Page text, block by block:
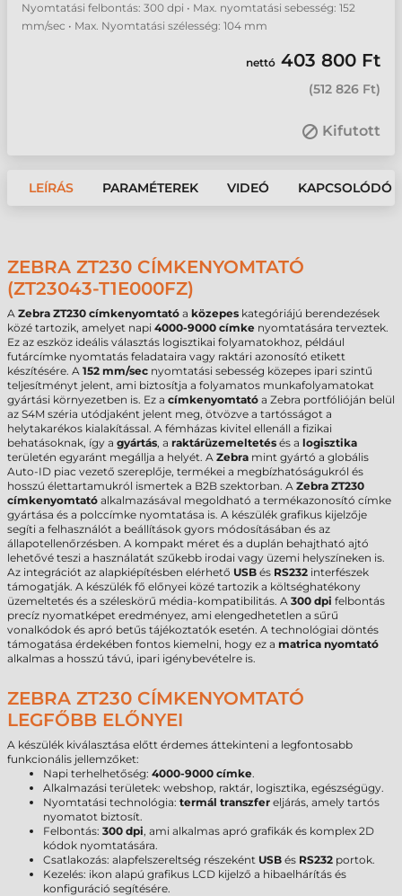
Nyomtatási felbontás: 300 dpi • Max. nyomtatási sebesség: 152
mm/sec • Max. Nyomtatási szélesség: 104 mm
nettó 403 800 Ft
(512 826 Ft)
Kifutott
LEÍRÁS PARAMÉTEREK VIDEÓ KAPCSOLÓDÓ
ZEBRA ZT230 CÍMKENYOMTATÓ
(ZT23043-T1E000FZ)
A Zebra ZT230 címkenyomtató a közepes kategóriájú berendezések
közé tartozik, amelyet napi 4000-9000 címke nyomtatására terveztek.
Ez az eszköz ideális választás logisztikai folyamatokhoz, például
futárcímke nyomtatás feladataira vagy raktári azonosító etikett
készítésére. A 152 mm/sec nyomtatási sebesség közepes ipari szintű
teljesítményt jelent, ami biztosítja a folyamatos munkafolyamatokat
gyártási környezetben is. Ez a címkenyomtató a Zebra portfólióján belül
az S4M széria utódjaként jelent meg, ötvözve a tartósságot a
helytakarékos kialakítással. A fémházas kivitel ellenáll a fizikai
behatásoknak, így a gyártás, a raktárüzemeltetés és a logisztika
területén egyaránt megállja a helyét. A Zebra mint gyártó a globális
Auto-ID piac vezető szereplője, termékei a megbízhatóságukról és
hosszú élettartamukról ismertek a B2B szektorban. A Zebra ZT230
címkenyomtató alkalmazásával megoldható a termékazonosító címke
gyártása és a polccímke nyomtatása is. A készülék grafikus kijelzője
segíti a felhasználót a beállítások gyors módosításában és az
állapotellenőrzésben. A kompakt méret és a duplán behajtható ajtó
lehetővé teszi a használatát szűkebb irodai vagy üzemi helyszíneken is.
Az integrációt az alapkiépítésben elérhető USB és RS232 interfészek
támogatják. A készülék fő előnyei közé tartozik a költséghatékony
üzemeltetés és a széleskörű média-kompatibilitás. A 300 dpi felbontás
precíz nyomatképet eredményez, ami elengedhetetlen a sűrű
vonalkódok és apró betűs tájékoztatók esetén. A technológiai döntés
támogatása érdekében fontos kiemelni, hogy ez a matrica nyomtató
alkalmas a hosszú távú, ipari igénybevételre is.
ZEBRA ZT230 CÍMKENYOMTATÓ
LEGFŐBB ELŐNYEI
A készülék kiválasztása előtt érdemes áttekinteni a legfontosabb
funkcionális jellemzőket:
Napi terhelhetőség: 4000-9000 címke.
Alkalmazási területek: webshop, raktár, logisztika, egészségügy.
Nyomtatási technológia: termál transzfer eljárás, amely tartós
nyomatot biztosít.
Felbontás: 300 dpi, ami alkalmas apró grafikák és komplex 2D
kódok nyomtatására.
Csatlakozás: alapfelszereltség részeként USB és RS232 portok.
Kezelés: ikon alapú grafikus LCD kijelző a hibaelhárítás és
konfiguráció segítésére.